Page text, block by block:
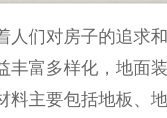
人们对房子的追求
丰富多样化，地面
料主要包括地板、